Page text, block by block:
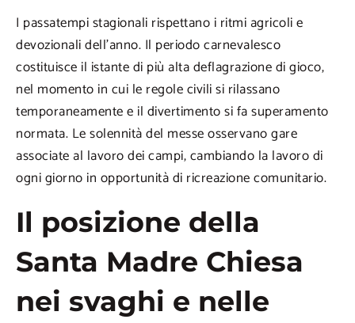
I passatempi stagionali rispettano i ritmi agricoli e
devozionali dell’anno. Il periodo carnevalesco
costituisce il istante di più alta deflagrazione di gioco,
nel momento in cui le regole civili si rilassano
temporaneamente e il divertimento si fa superamento
normata. Le solennità del messe osservano gare
associate al lavoro dei campi, cambiando la lavoro di
ogni giorno in opportunità di ricreazione comunitario.
Il posizione della
Santa Madre Chiesa
nei svaghi e nelle